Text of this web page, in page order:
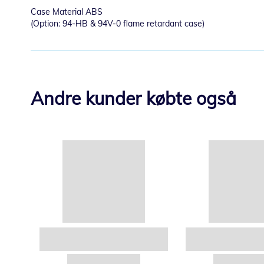
Case Material ABS
(Option: 94-HB & 94V-0 flame retardant case)
Andre kunder købte også